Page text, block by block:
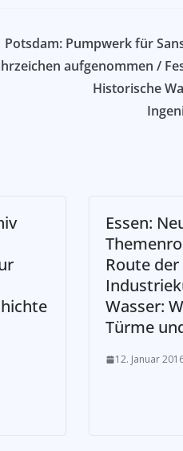
Potsdam: Pumpwerk für
aufgenommen /
Historische
Essen:
Route der
Wasser:
Türme
12. Januar